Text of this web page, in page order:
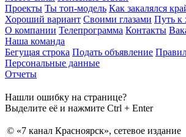
Проекты Ты топ-модель Как закалялся
Хороший вариант Своими глазами Путь к
О компании Телепрограмма Контакты
Наша команда
Бегущая строка Подать объявление
Персональные данные
Отчеты
Нашли ошибку на странице?
Выделите её и нажмите Ctrl + Enter
© «7 канал Красноярск», сетевое издание